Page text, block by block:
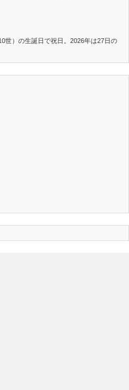
世）の生誕日で祝日。2026年は27日の